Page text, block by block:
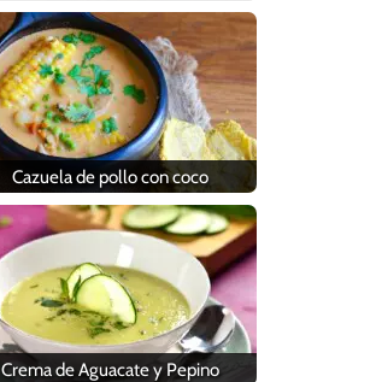
Cazuela de pollo con coco
Crema de Aguacate y Pepino